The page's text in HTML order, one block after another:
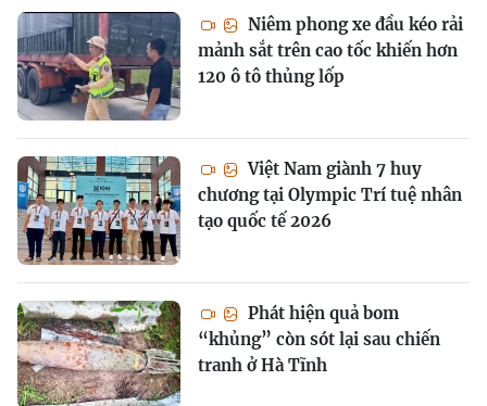
Niêm phong xe đầu kéo rải
mảnh sắt trên cao tốc khiến hơn
120 ô tô thủng lốp
Việt Nam giành 7 huy
chương tại Olympic Trí tuệ nhân
tạo quốc tế 2026
Phát hiện quả bom
“khủng” còn sót lại sau chiến
tranh ở Hà Tĩnh